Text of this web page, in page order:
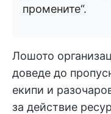
промените“.
Лошото
доведе до
екипи и
за действие